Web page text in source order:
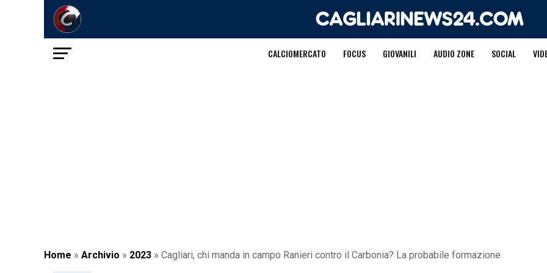
CALCIOMERCATO FOCUS GIOVANILI AUDIO ZONE SOCIAL
Home » Archivio » 2023 » Cagliari, chi manda in campo Ranieri contro il Carbonia? La probabile formazione